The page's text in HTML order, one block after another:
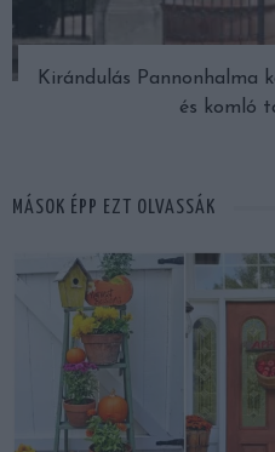
Kirándulás Pannonhalma
és komló
MÁSOK ÉPP EZT OLVASSÁK